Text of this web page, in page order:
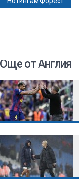
Още от Англия